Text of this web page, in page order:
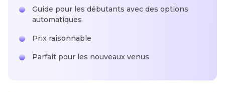
Guide pour les débutants avec des options
automatiques
Prix raisonnable
Parfait pour les nouveaux venus